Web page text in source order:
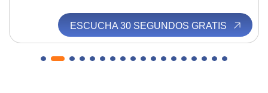
ESCUCHA 30 SEGUNDOS GRATIS